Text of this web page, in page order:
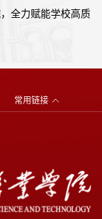
全力赋能学校高质
常用链接